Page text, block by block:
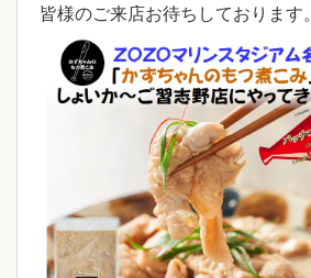
皆様のご来店お待ちしております。